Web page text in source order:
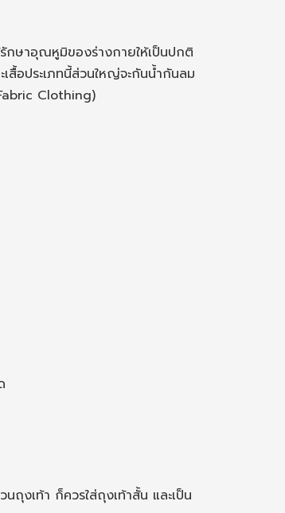
รักษาอุณหูมิของร่างกายให้เป็นปกติ
สื้อประเภทนี้ส่วนใหญ่จะกันน้ำกันลม
Clothing)
ถุงเท้า ก็ควรใส่ถุงเท้าสั้น และเป็น